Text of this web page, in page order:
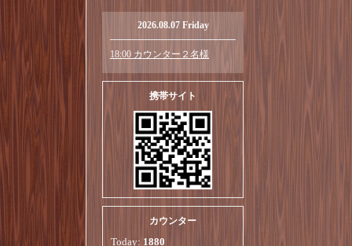
2026.08.07 Friday
18:00 カウンター２名様
携帯サイト
カウンター
Today: 1880